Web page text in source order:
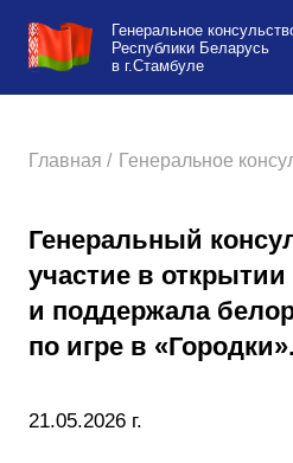
Генеральное
Республики Беларусь
в г.Стамбуле
Главная / Генеральное
Генеральный
участие в
и поддержала
по игре в «Городки».
21.05.2026 г.